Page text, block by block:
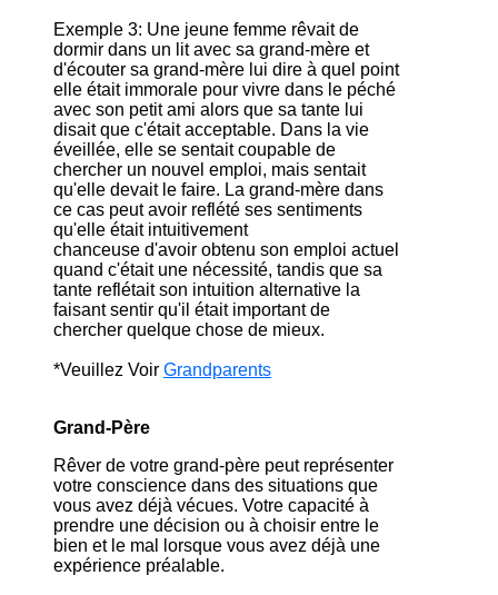
Exemple 3: Une jeune femme rêvait de
dormir dans un lit avec sa grand-mère et
d'écouter sa grand-mère lui dire à quel point
elle était immorale pour vivre dans le péché
avec son petit ami alors que sa tante lui
disait que c'était acceptable. Dans la vie
éveillée, elle se sentait coupable de
chercher un nouvel emploi, mais sentait
qu'elle devait le faire. La grand-mère dans
ce cas peut avoir reflété ses sentiments
qu'elle était intuitivement
chanceuse d'avoir obtenu son emploi actuel
quand c'était une nécessité, tandis que sa
tante reflétait son intuition alternative la
faisant sentir qu'il était important de
chercher quelque chose de mieux.
*Veuillez Voir Grandparents
Grand-Père
Rêver de votre grand-père peut représenter
votre conscience dans des situations que
vous avez déjà vécues. Votre capacité à
prendre une décision ou à choisir entre le
bien et le mal lorsque vous avez déjà une
expérience préalable.